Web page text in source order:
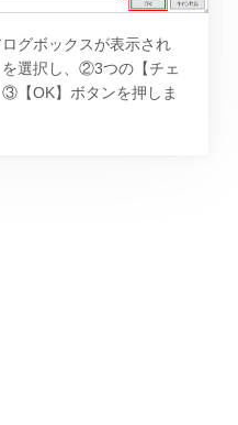
グボックスが表示され
選択し、②3つの【チェ
【OK】ボタンを押しま